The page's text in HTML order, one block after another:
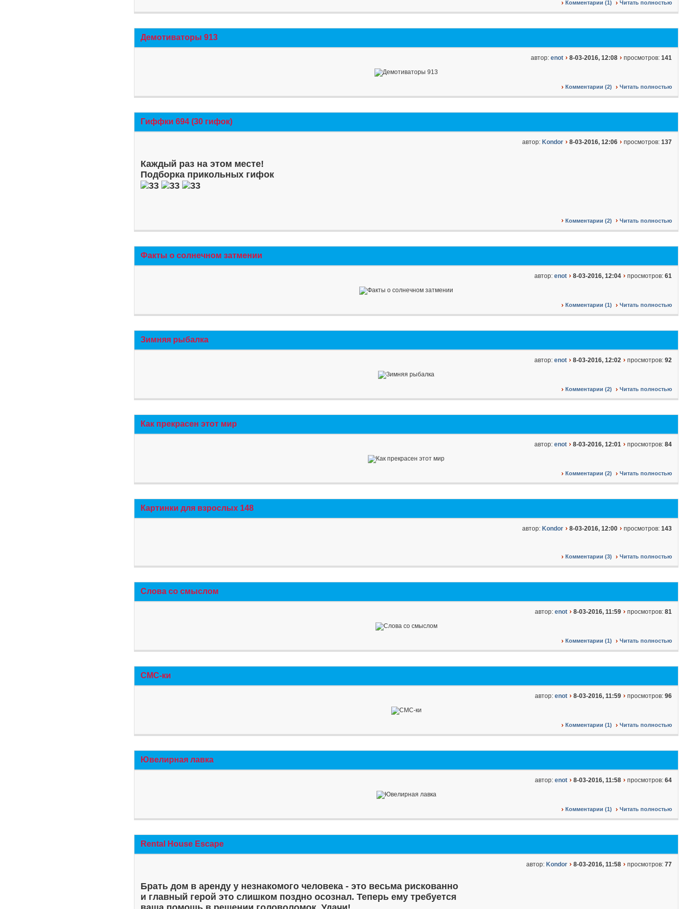
Комментарии (1) Читать полностью
Демотиваторы 913
автор: enot 8-03-2016, 12:08 просмотров: 141
Комментарии (2) Читать полностью
Гиффки 694 (30 гифок)
автор: Kondor 8-03-2016, 12:06 просмотров: 137
Каждый раз на этом месте!
Подборка прикольных гифок
Комментарии (2) Читать полностью
Факты о солнечном затмении
автор: enot 8-03-2016, 12:04 просмотров: 61
Комментарии (1) Читать полностью
Зимняя рыбалка
автор: enot 8-03-2016, 12:02 просмотров: 92
Комментарии (2) Читать полностью
Как прекрасен этот мир
автор: enot 8-03-2016, 12:01 просмотров: 84
Комментарии (2) Читать полностью
Картинки для взрослых 148
автор: Kondor 8-03-2016, 12:00 просмотров: 143
Комментарии (3) Читать полностью
Слова со смыслом
автор: enot 8-03-2016, 11:59 просмотров: 81
Комментарии (1) Читать полностью
СМС-ки
автор: enot 8-03-2016, 11:59 просмотров: 96
Комментарии (1) Читать полностью
Ювелирная лавка
автор: enot 8-03-2016, 11:58 просмотров: 64
Комментарии (1) Читать полностью
Rental House Escape
автор: Kondor 8-03-2016, 11:58 просмотров: 77
Брать дом в аренду у незнакомого человека - это весьма рискованно
и главный герой это слишком поздно осознал. Теперь ему требуется